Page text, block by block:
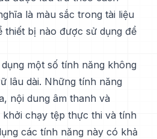
là màu sắc trong tài liệu
thiết bị nào được sử dụng để
một số tính năng không
lâu dài. Những tính năng
nội dung âm thanh và
chạy tệp thực thi và tính
các tính năng này có khả